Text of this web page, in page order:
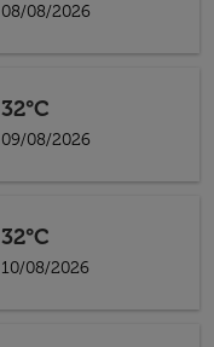
08/08/2026
32°C
09/08/2026
32°C
10/08/2026